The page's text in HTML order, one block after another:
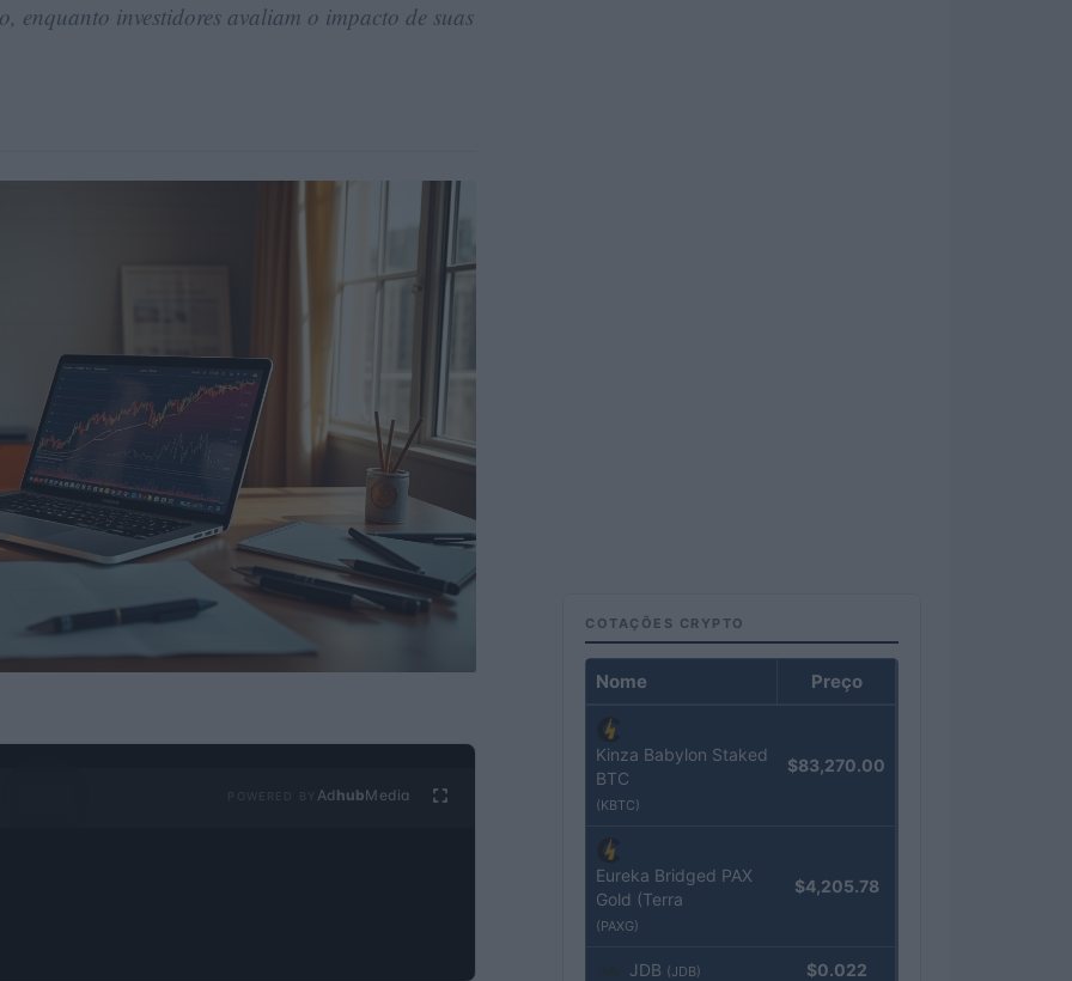
enquanto investidores avaliam o impacto de suas
Ad hubMedia
COTAÇÕES CRYPTO
Nome Preço
Kinza Babylon Staked
BTC
(KBTC)
$83,270.00
Eureka Bridged PAX
Gold (Terra
(PAXG)
$4,205.78
JDB (JDB) $0.022